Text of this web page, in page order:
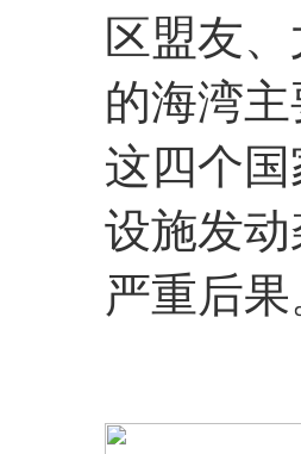
区盟友
的海湾
这四个
设施发
严重后果